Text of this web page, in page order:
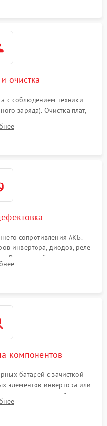
очистка
с соблюдением техники
заряда). Очистка плат,
перегрева и замыканий.
сопротивления АКБ.
инвертора, диодов, реле
Визуальный поиск вздутых
на печатной плате.
компонентов
батарей с зачисткой
элементов инвертора или
радиодеталей.
токоведущих дорожек и